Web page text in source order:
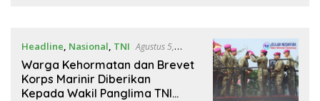
Headline, Nasional, TNI Agustus 5,
2026
Warga Kehormatan dan Brevet
Korps Marinir Diberikan
Kepada Wakil Panglima TNI